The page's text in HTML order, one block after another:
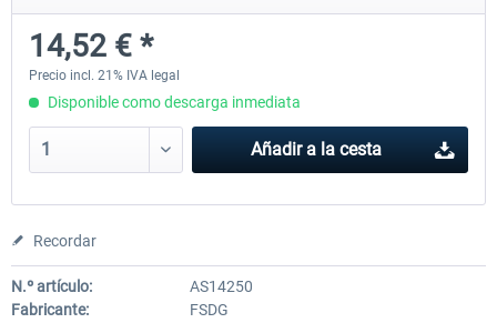
30,45 € *
14,52 € *
Precio incl. 21% IVA legal
Disponible como descarga inmediata
Añadir a la cesta
Recordar
N.º artículo:
AS14250
Fabricante:
FSDG